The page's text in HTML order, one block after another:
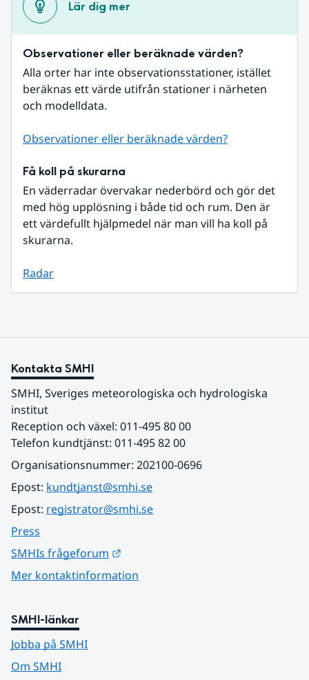
Lär dig mer
Observationer eller beräknade värden?
Alla orter har inte observationsstationer, istället
beräknas ett värde utifrån stationer i närheten
och modelldata.
Observationer eller beräknade värden?
Få koll på skurarna
En väderradar övervakar nederbörd och gör det
med hög upplösning i både tid och rum. Den är
ett värdefullt hjälpmedel när man vill ha koll på
skurarna.
Radar
Kontakta SMHI
SMHI, Sveriges meteorologiska och hydrologiska
institut
Reception och växel: 011-495 80 00
Telefon kundtjänst: 011-495 82 00
Organisationsnummer: 202100-0696
Epost: kundtjanst@smhi.se
Epost: registrator@smhi.se
Press
SMHIs frågeforum
Mer kontaktinformation
SMHI-länkar
Jobba på SMHI
Om SMHI